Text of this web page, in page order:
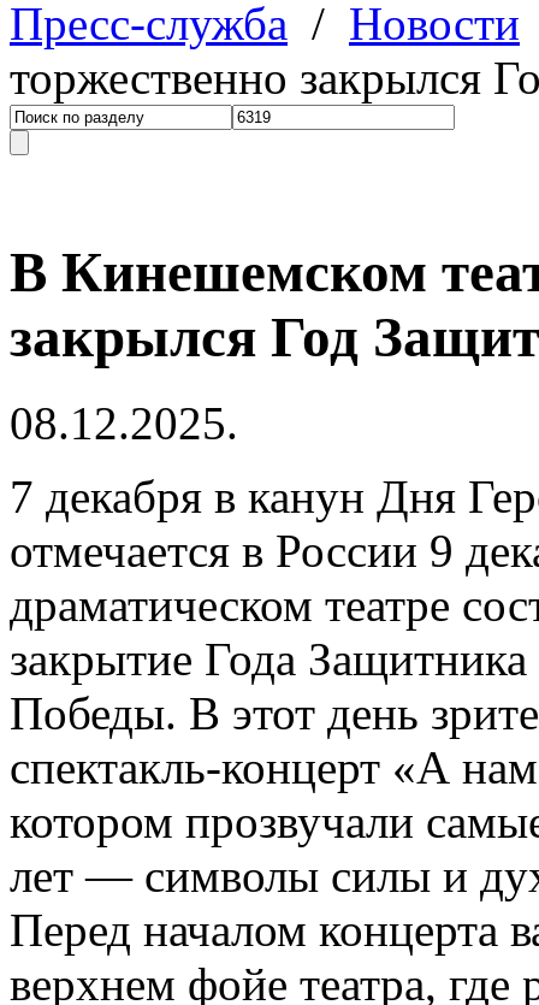
Пресс-служба / Новости
торжественно закрылся
В Кинешемском
закрылся Год
08.12.2025.
7 декабря в канун Дня
отмечается в России 9
драматическом театре
закрытие Года
Победы. В этот день
спектакль-концерт «А
котором прозвучали
лет — символы силы и
Перед началом концерта
верхнем фойе театра, где